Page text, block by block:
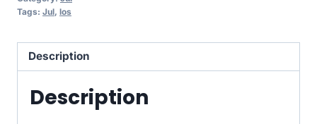
Tags: Jul, los
Description
Description